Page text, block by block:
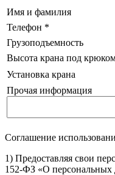
Имя и фамилия
Телефон *
Грузоподъемность
Высота крана под
Установка крана
Прочая информация
Соглашение
1) Предоставляя свои
152-ФЗ «О персональных